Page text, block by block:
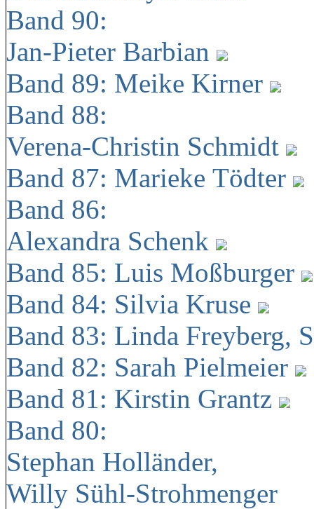
Band 90:
Jan-Pieter Barbian
Band 89: Meike Kirner
Band 88:
Verena-Christin Schmidt
Band 87: Marieke Tödter
Band 86:
Alexandra Schenk
Band 85: Luis Moßburger
Band 84: Silvia Kruse
Band 83: Linda Freyberg,
Band 82: Sarah Pielmeier
Band 81: Kirstin Grantz
Band 80:
Stephan Holländer,
Willy Sühl-Strohmenger